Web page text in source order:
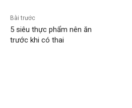
Bài trước
5 siêu thực phẩm nên ăn
trước khi có thai